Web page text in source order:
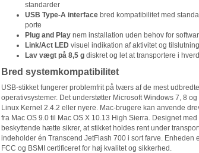
standarder
USB Type-A interfacebred kompatibilitet med
porte
Plug and Playnem installation uden behov for
Link/Act LED visuel indikation af aktivitet og tilslutning
Lav vægt på 8,5 gdiskret og let at transportere i
Bred systemkompatibilitet
USB-stikket fungerer problemfrit på tværs af de mest udbredte
operativsystemer. Det understøtter Microsoft Windows 7, 8 og
Linux Kernel 2.4.2 eller nyere. Mac-brugere kan anvende
fra Mac OS 9.0 til Mac OS X 10.13 High Sierra. Designet med
beskyttende hætte sikrer, at stikket holdes rent under
indeholder én Transcend JetFlash 700 i sort farve. Enheden
FCC og BSMI certificeret for høj kvalitet og sikkerhed.